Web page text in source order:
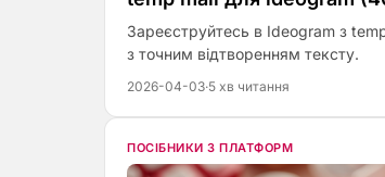
Зареєструйтесь в Ideogram з
з точним відтворенням тексту.
2026-04-03·5 хв читання
ПОСІБНИКИ З ПЛАТФОРМ